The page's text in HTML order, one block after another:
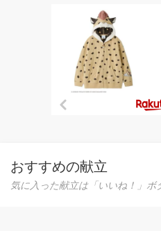
おすすめの献立
気に入った献立は「いいね！」ボ